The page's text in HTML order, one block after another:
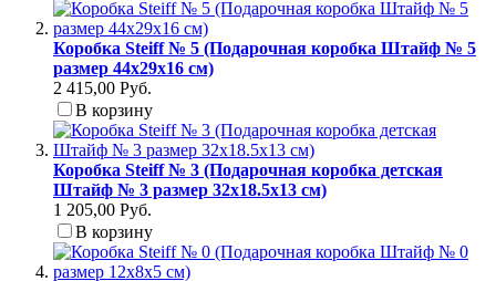
Коробка Steiff № 5 (Подарочная коробка Штайф № 5
размер 44х29х16 см)
2 415,00 Руб.
В корзину
Коробка Steiff № 3 (Подарочная коробка детская
Штайф № 3 размер 32x18.5x13 см)
1 205,00 Руб.
В корзину